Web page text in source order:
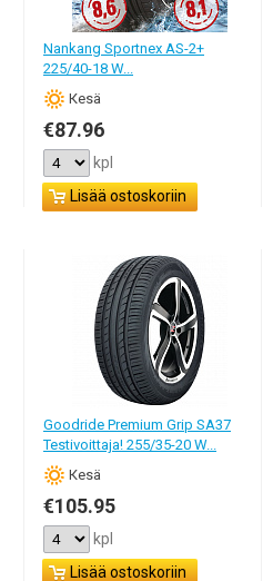
Nankang Sportnex AS-2+
225/40-18 W...
Кesä
€87.96
kpl
Lisää ostoskoriin
Goodride Premium Grip SA37
Testivoittaja! 255/35-20 W...
Кesä
€105.95
kpl
Lisää ostoskoriin